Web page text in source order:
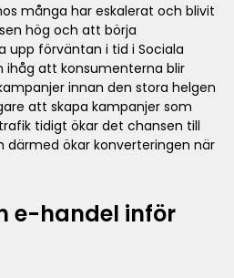
många har eskalerat och blivit
hög och att börja
upp förväntan i tid i Sociala
ihåg att konsumenterna blir
innan den stora helgen
att skapa kampanjer som
tidigt ökar det chansen till
därmed ökar konverteringen när
e-handel inför